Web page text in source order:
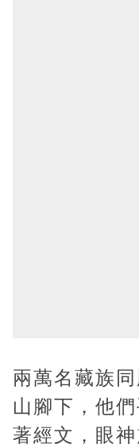
兩萬名藏族
山腳下，他
著經文，眼